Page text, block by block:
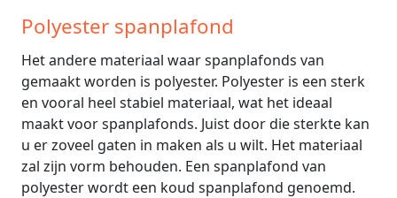
Polyester spanplafond
Het andere materiaal waar spanplafonds van
gemaakt worden is polyester. Polyester is een sterk
en vooral heel stabiel materiaal, wat het ideaal
maakt voor spanplafonds. Juist door die sterkte kan
u er zoveel gaten in maken als u wilt. Het materiaal
zal zijn vorm behouden. Een spanplafond van
polyester wordt een koud spanplafond genoemd.